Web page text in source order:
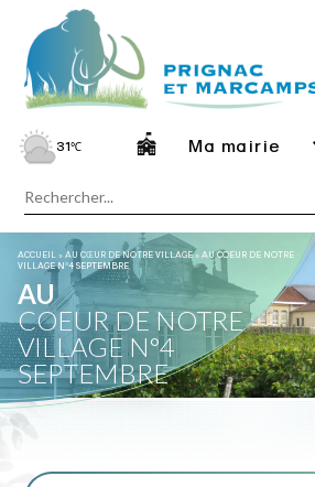
31℃ Ma mairie
ACCUEIL »AU CŒUR DE NOTRE VILLAGE»AU COEUR DE NOTRE
VILLAGE N°4 SEPTEMBRE
AU
COEUR DE NOTRE
VILLAGE N°4
SEPTEMBRE